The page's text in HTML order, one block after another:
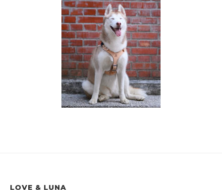
LOVE & LUNA